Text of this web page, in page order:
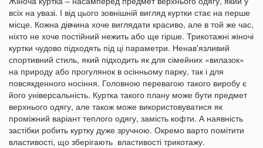
всіх на увазі. І від цього зовнішній вигляд куртки стає на перше
місце. Кожна дівчина хоче виглядати красиво, але в той же час,
ніхто не хоче постійний нежить або ще гірше. Трикотажні жіночі
куртки чудово підходять під ці параметри. Ненав'язливий
спортивний стиль, який підходить як для сімейних «вилазок»
на природу або прогулянок в осінньому парку, так і для
повсякденного носіння. Головною перевагою такого виробу є
його універсальність. Куртка такого плану може бути предмет
верхнього одягу, але також може використовуватися як
проміжний варіант теплого одягу, замість кофти. А наявність
застібки робить куртку дуже зручною. Окремо варто помітити
властивості, що зберігають властивості трикотажу.